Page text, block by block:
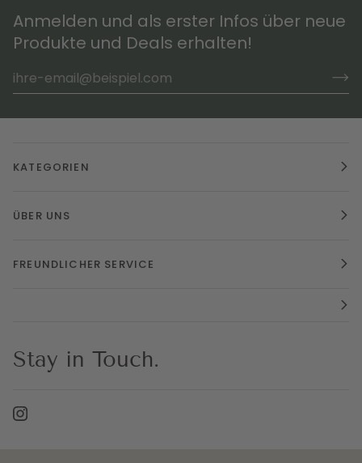
Anmelden und als erster Infos über neue
Produkte und Deals erhalten!
KATEGORIEN
ÜBER UNS
FREUNDLICHER SERVICE
Stay in Touch.